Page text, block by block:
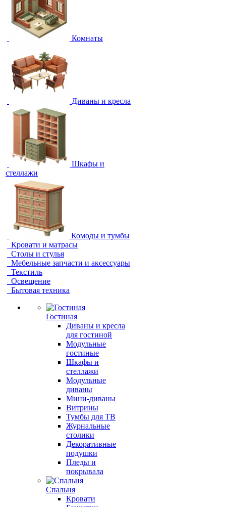
Комнаты
Диваны и кресла
Шкафы и
стеллажи
Комоды и тумбы
Кровати и матрасы
Столы и стулья
Мебельные запчасти и аксессуары
Текстиль
Освещение
Бытовая техника
Гостиная
Диваны и кресла
для гостиной
Модульные
гостиные
Шкафы и
стеллажи
Модульные
диваны
Мини-диваны
Витрины
Тумбы для ТВ
Журнальные
столики
Декоративные
подушки
Пледы и
покрывала
Спальня
Кровати